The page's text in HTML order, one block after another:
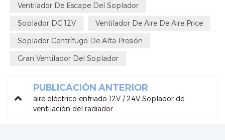
Ventilador De Escape Del Soplador
Soplador DC 12V Ventilador De Aire De Aire Price
Soplador Centrífugo De Alta Presión
Gran Ventilador Del Soplador
PUBLICACIÓN ANTERIOR
aire eléctrico enfriado 12V / 24V Soplador de
ventilación del radiador